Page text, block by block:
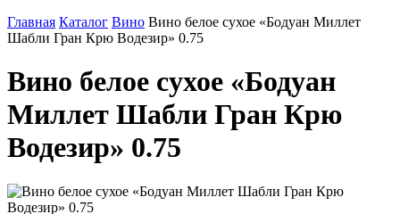
Главная Каталог Вино Вино белое сухое «Бодуан Миллет
Шабли Гран Крю Водезир» 0.75
Вино белое сухое «Бодуан
Миллет Шабли Гран Крю
Водезир» 0.75